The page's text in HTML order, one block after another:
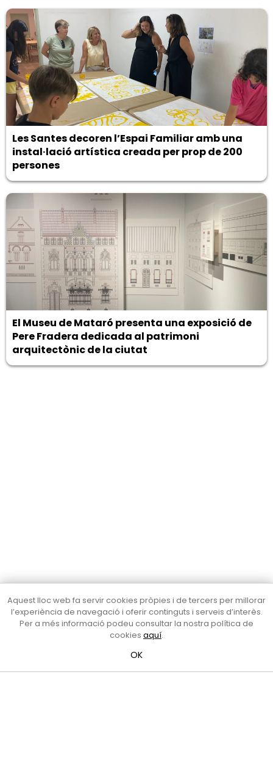
Les Santes decoren l’Espai Familiar amb una
instal·lació artística creada per prop de 200
persones
El Museu de Mataró presenta una exposició de
Pere Fradera dedicada al patrimoni
arquitectònic de la ciutat
Cultura Mataró
Ajuntament de Mataró
C. de Sant Josep, 9 (Mataró, 08302)
També podeu contactar-nos acultura@ajmataro.cato bé
Aquest lloc web fa servir cookies pròpies i de tercers per millorar
l’experiència de navegació i oferir continguts i serveis d’interès.
Per a més informació podeu consultar la nostra política de
cookies aquí.
OK